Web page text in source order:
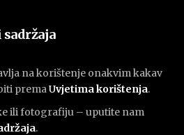
na korištenje onakvim kakav
premaUvjetima korištenja.
ili fotografiju – uputite nam
.